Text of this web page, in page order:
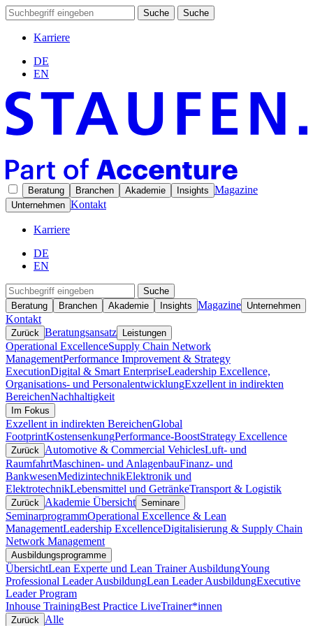
Suche Suche
Karriere
DE
EN
Beratung Branchen Akademie Insights Magazine
Unternehmen Kontakt
Karriere
DE
EN
Suche
Beratung
Branchen Akademie Insights Magazine Unternehmen
Kontakt
Zurück Beratungsansatz Leistungen
Operational ExcellenceSupply Chain Network
ManagementPerformance Improvement & Strategy
ExecutionDigital & Smart EnterpriseLeadership Excellence,
Organisations- und PersonalentwicklungExzellent in indirekten
BereichenNachhaltigkeit
Im Fokus
Exzellent in indirekten BereichenGlobal
FootprintKostensenkungPerformance-BoostStrategy Excellence
Zurück Automotive & Commercial VehiclesLuft- und
RaumfahrtMaschinen- und AnlagenbauFinanz- und
BankwesenMedizintechnikElektronik und
ElektrotechnikLebensmittel und GetränkeTransport & Logistik
Zurück Akademie Übersicht Seminare
SeminarprogrammOperational Excellence & Lean
ManagementLeadership ExcellenceDigitalisierung & Supply Chain
Network Management
Ausbildungsprogramme
ÜbersichtLean Experte und Lean Trainer AusbildungYoung
Professional Leader AusbildungLean Leader AusbildungExecutive
Leader Program
Inhouse TrainingBest Practice LiveTrainer*innen
Zurück
Alle